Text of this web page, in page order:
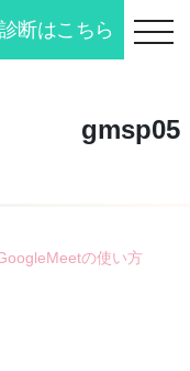
toggle
断はこちら
gmsp05
の使い方